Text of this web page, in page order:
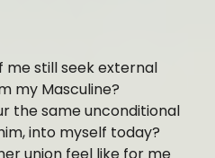
me still seek external
my Masculine?
the same unconditional
into myself today?